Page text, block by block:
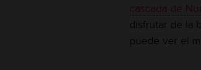
cascada de
disfrutar de la
puede ver el